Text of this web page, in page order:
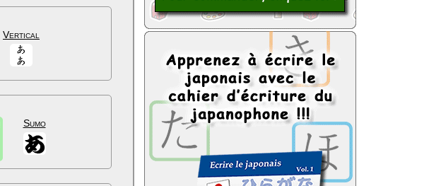
Vertical
Sumo